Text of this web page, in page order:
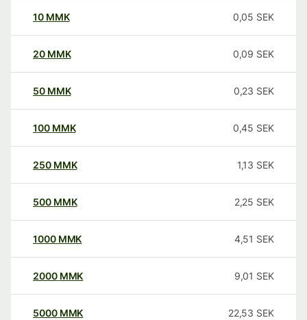
10 MMK 0,05 SEK
20 MMK 0,09 SEK
50 MMK 0,23 SEK
100 MMK 0,45 SEK
250 MMK 1,13 SEK
500 MMK 2,25 SEK
1000 MMK 4,51 SEK
2000 MMK 9,01 SEK
5000 MMK 22,53 SEK